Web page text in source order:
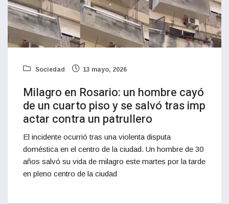
Sociedad 13 mayo, 2026
Milagro en Rosario: un hombre cayó
de un cuarto piso y se salvó tras imp
actar contra un patrullero
El incidente ocurrió tras una violenta disputa
doméstica en el centro de la ciudad. Un hombre de 30
años salvó su vida de milagro este martes por la tarde
en pleno centro de la ciudad